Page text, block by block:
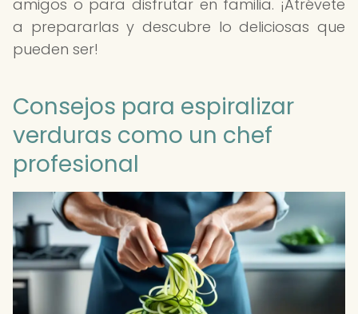
amigos o para disfrutar en familia. ¡Atrévete
a prepararlas y descubre lo deliciosas que
pueden ser!
Consejos para espiralizar
verduras como un chef
profesional